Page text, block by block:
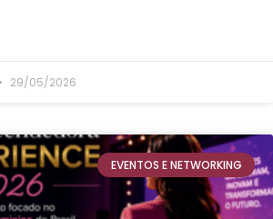
29/05/2026
EVENTOS E NETWORKING